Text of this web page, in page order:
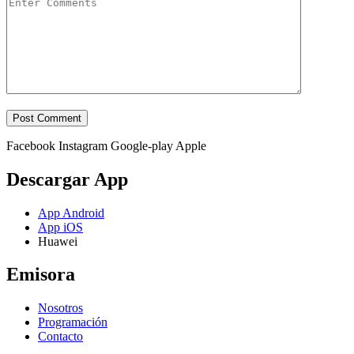
Facebook Instagram Google-play Apple
Descargar App
App Android
App iOS
Huawei
Emisora
Nosotros
Programación
Contacto